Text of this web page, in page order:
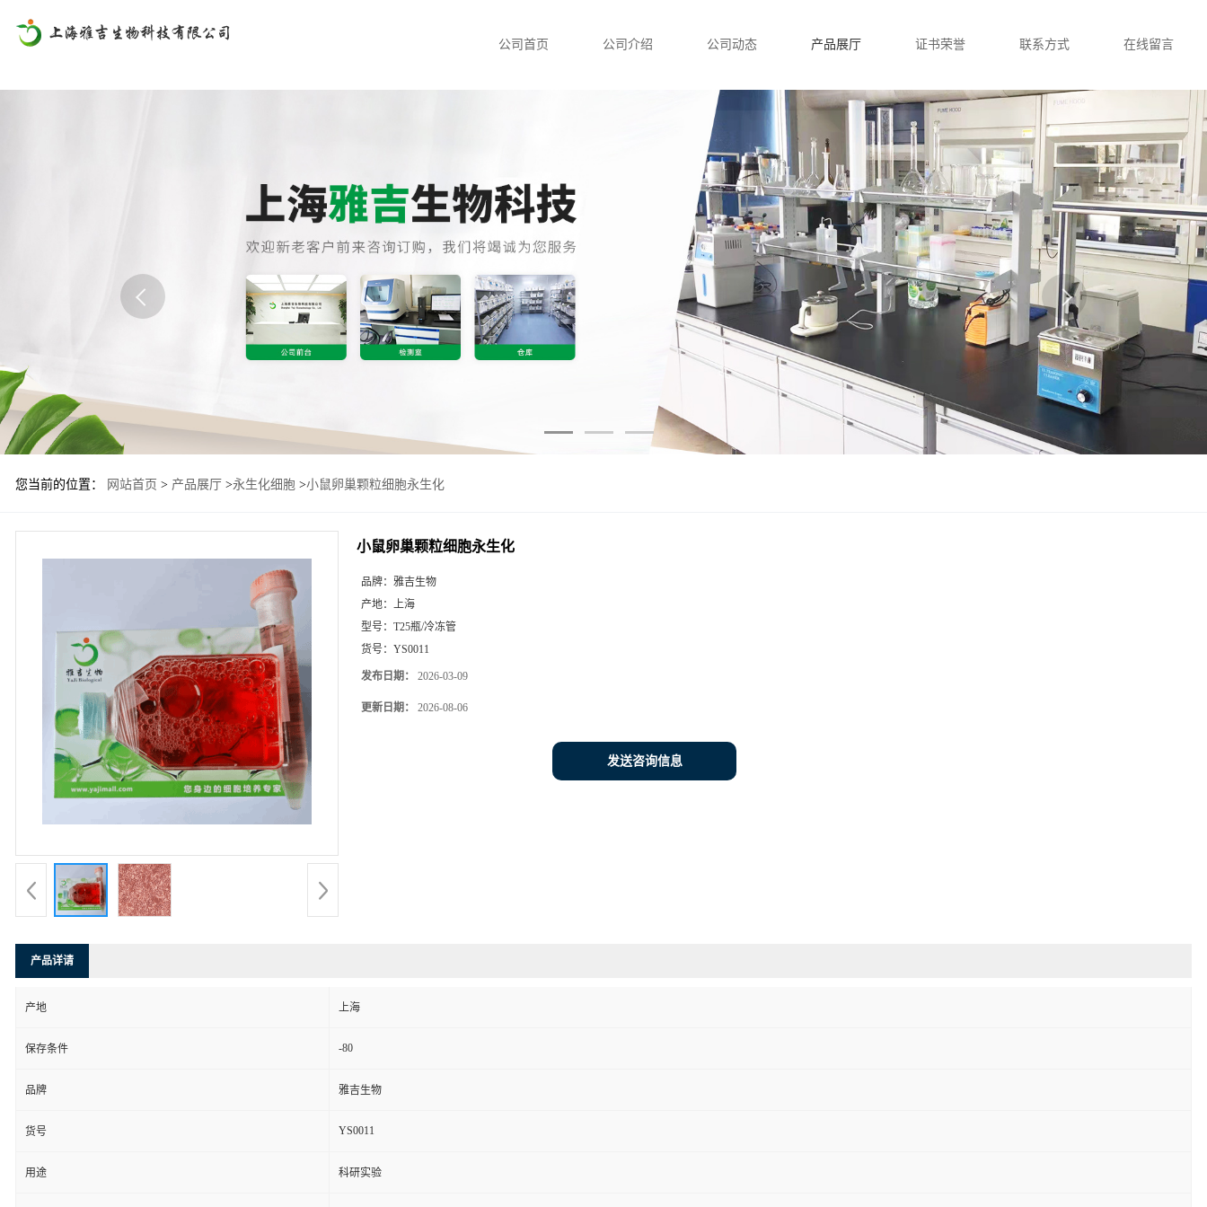
公司首页 公司介绍 公司动态 产品展厅 证书荣誉 联系方式 在线留言
您当前的位置： 网站首页 > 产品展厅 >永生化细胞 >小鼠卵巢颗粒细胞永生化
小鼠卵巢颗粒细胞永生化
品牌： 雅吉生物
产地： 上海
型号： T25瓶/冷冻管
货号： YS0011
发布日期： 2026-03-09
更新日期： 2026-08-06
发送咨询信息
产品详请
产地 上海
保存条件 -80
品牌 雅吉生物
货号 YS0011
用途 科研实验